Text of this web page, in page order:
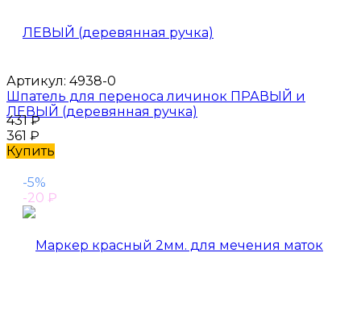
Артикул: 4938-0
Шпатель для переноса личинок ПРАВЫЙ и
ЛЕВЫЙ (деревянная ручка)
431₽
361 ₽
Купить
-5%
-20 ₽